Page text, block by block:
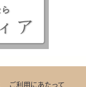
ご利用にあたって